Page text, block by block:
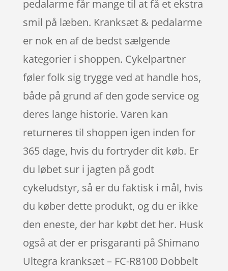
pedalarme får mange til at få et ekstra
smil på læben. Kranksæt & pedalarme
er nok en af de bedst sælgende
kategorier i shoppen. Cykelpartner
føler folk sig trygge ved at handle hos,
både på grund af den gode service og
deres lange historie. Varen kan
returneres til shoppen igen inden for
365 dage, hvis du fortryder dit køb. Er
du løbet sur i jagten på godt
cykeludstyr, så er du faktisk i mål, hvis
du køber dette produkt, og du er ikke
den eneste, der har købt det her. Husk
også at der er prisgaranti på Shimano
Ultegra kranksæt – FC-R8100 Dobbelt